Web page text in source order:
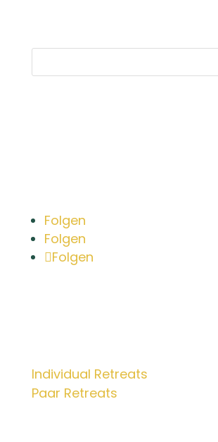
Folgen
Folgen
Folgen
Individual Retreats
Paar Retreats